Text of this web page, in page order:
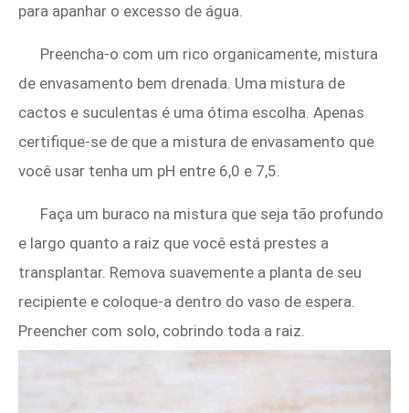
para apanhar o excesso de água.
Preencha-o com um rico organicamente, mistura
de envasamento bem drenada. Uma mistura de
cactos e suculentas é uma ótima escolha. Apenas
certifique-se de que a mistura de envasamento que
você usar tenha um pH entre 6,0 e 7,5.
Faça um buraco na mistura que seja tão profundo
e largo quanto a raiz que você está prestes a
transplantar. Remova suavemente a planta de seu
recipiente e coloque-a dentro do vaso de espera.
Preencher com solo, cobrindo toda a raiz.